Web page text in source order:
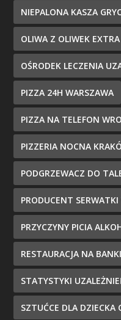
NIEPALONA KASZA
OLIWA Z OLIWEK
OŚRODEK LECZENIA
PIZZA 24H WARSZAWA
PIZZA NA TELEFON
PIZZERIA NOCNA
PODGRZEWACZ DO
PRODUCENT
PRZYCZYNY PICIA
RESTAURACJA NA
STATYSTYKI
SZTUĆCE DLA DZIECKA